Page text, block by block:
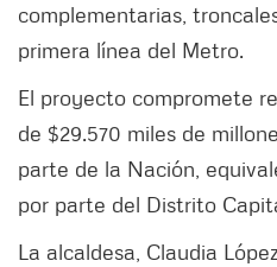
complementarias,
primera línea del Metro.
El proyecto compromete
de $29.570 miles de
parte de la Nación,
por parte del Distrito
La alcaldesa, Claudia